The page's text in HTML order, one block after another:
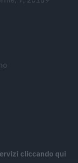
cliccando qui